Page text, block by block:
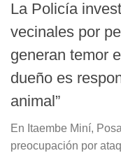
La Policía
vecinales por
generan temor
dueño es
animal”
En Itaembe Miní,
preocupación por